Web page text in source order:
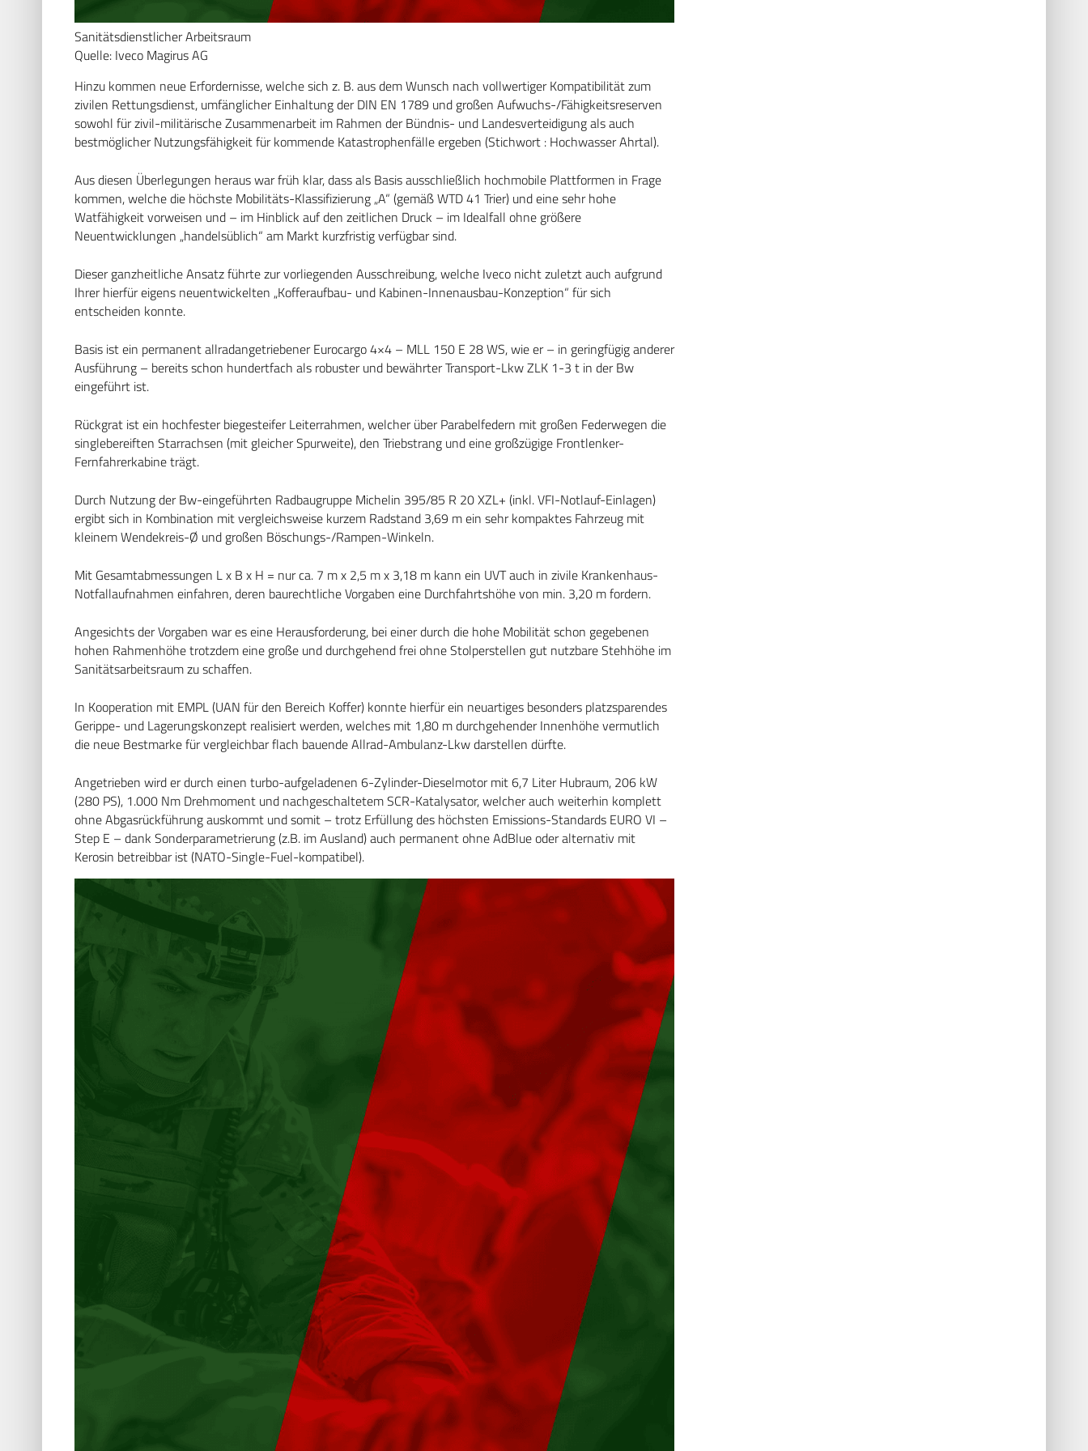
Sanitätsdienstlicher Arbeitsraum
Quelle: Iveco Magirus AG
Hinzu kommen neue Erfordernisse, welche sich z. B. aus dem Wunsch nach vollwertiger Kompatibilität zum
zivilen Rettungsdienst, umfänglicher Einhaltung der DIN EN 1789 und großen Aufwuchs-/Fähigkeitsreserven
sowohl für zivil-militärische Zusammenarbeit im Rahmen der Bündnis- und Landesverteidigung als auch
bestmöglicher Nutzungsfähigkeit für kommende Katastrophenfälle ergeben (Stichwort : Hochwasser Ahrtal).
Aus diesen Überlegungen heraus war früh klar, dass als Basis ausschließlich hochmobile Plattformen in Frage
kommen, welche die höchste Mobilitäts-Klassifizierung „A“ (gemäß WTD 41 Trier) und eine sehr hohe
Watfähigkeit vorweisen und – im Hinblick auf den zeitlichen Druck – im Idealfall ohne größere
Neuentwicklungen „handelsüblich“ am Markt kurzfristig verfügbar sind.
Dieser ganzheitliche Ansatz führte zur vorliegenden Ausschreibung, welche Iveco nicht zuletzt auch aufgrund
Ihrer hierfür eigens neuentwickelten „Kofferaufbau- und Kabinen-Innenausbau-Konzeption“ für sich
entscheiden konnte.
Basis ist ein permanent allradangetriebener Eurocargo 4×4 – MLL 150 E 28 WS, wie er – in geringfügig anderer
Ausführung – bereits schon hundertfach als robuster und bewährter Transport-Lkw ZLK 1-3 t in der Bw
eingeführt ist.
Rückgrat ist ein hochfester biegesteifer Leiterrahmen, welcher über Parabelfedern mit großen Federwegen die
singlebereiften Starrachsen (mit gleicher Spurweite), den Triebstrang und eine großzügige Frontlenker-
Fernfahrerkabine trägt.
Durch Nutzung der Bw-eingeführten Radbaugruppe Michelin 395/85 R 20 XZL+ (inkl. VFI-Notlauf-Einlagen)
ergibt sich in Kombination mit vergleichsweise kurzem Radstand 3,69 m ein sehr kompaktes Fahrzeug mit
kleinem Wendekreis-Ø und großen Böschungs-/Rampen-Winkeln.
Mit Gesamtabmessungen L x B x H = nur ca. 7 m x 2,5 m x 3,18 m kann ein UVT auch in zivile Krankenhaus-
Notfallaufnahmen einfahren, deren baurechtliche Vorgaben eine Durchfahrtshöhe von min. 3,20 m fordern.
Angesichts der Vorgaben war es eine Herausforderung, bei einer durch die hohe Mobilität schon gegebenen
hohen Rahmenhöhe trotzdem eine große und durchgehend frei ohne Stolperstellen gut nutzbare Stehhöhe im
Sanitätsarbeitsraum zu schaffen.
In Kooperation mit EMPL (UAN für den Bereich Koffer) konnte hierfür ein neuartiges besonders platzsparendes
Gerippe- und Lagerungskonzept realisiert werden, welches mit 1,80 m durchgehender Innenhöhe vermutlich
die neue Bestmarke für vergleichbar flach bauende Allrad-Ambulanz-Lkw darstellen dürfte.
Angetrieben wird er durch einen turbo-aufgeladenen 6-Zylinder-Dieselmotor mit 6,7 Liter Hubraum, 206 kW
(280 PS), 1.000 Nm Drehmoment und nachgeschaltetem SCR-Katalysator, welcher auch weiterhin komplett
ohne Abgasrückführung auskommt und somit – trotz Erfüllung des höchsten Emissions-Standards EURO VI –
Step E – dank Sonderparametrierung (z.B. im Ausland) auch permanent ohne AdBlue oder alternativ mit
Kerosin betreibbar ist (NATO-Single-Fuel-kompatibel).